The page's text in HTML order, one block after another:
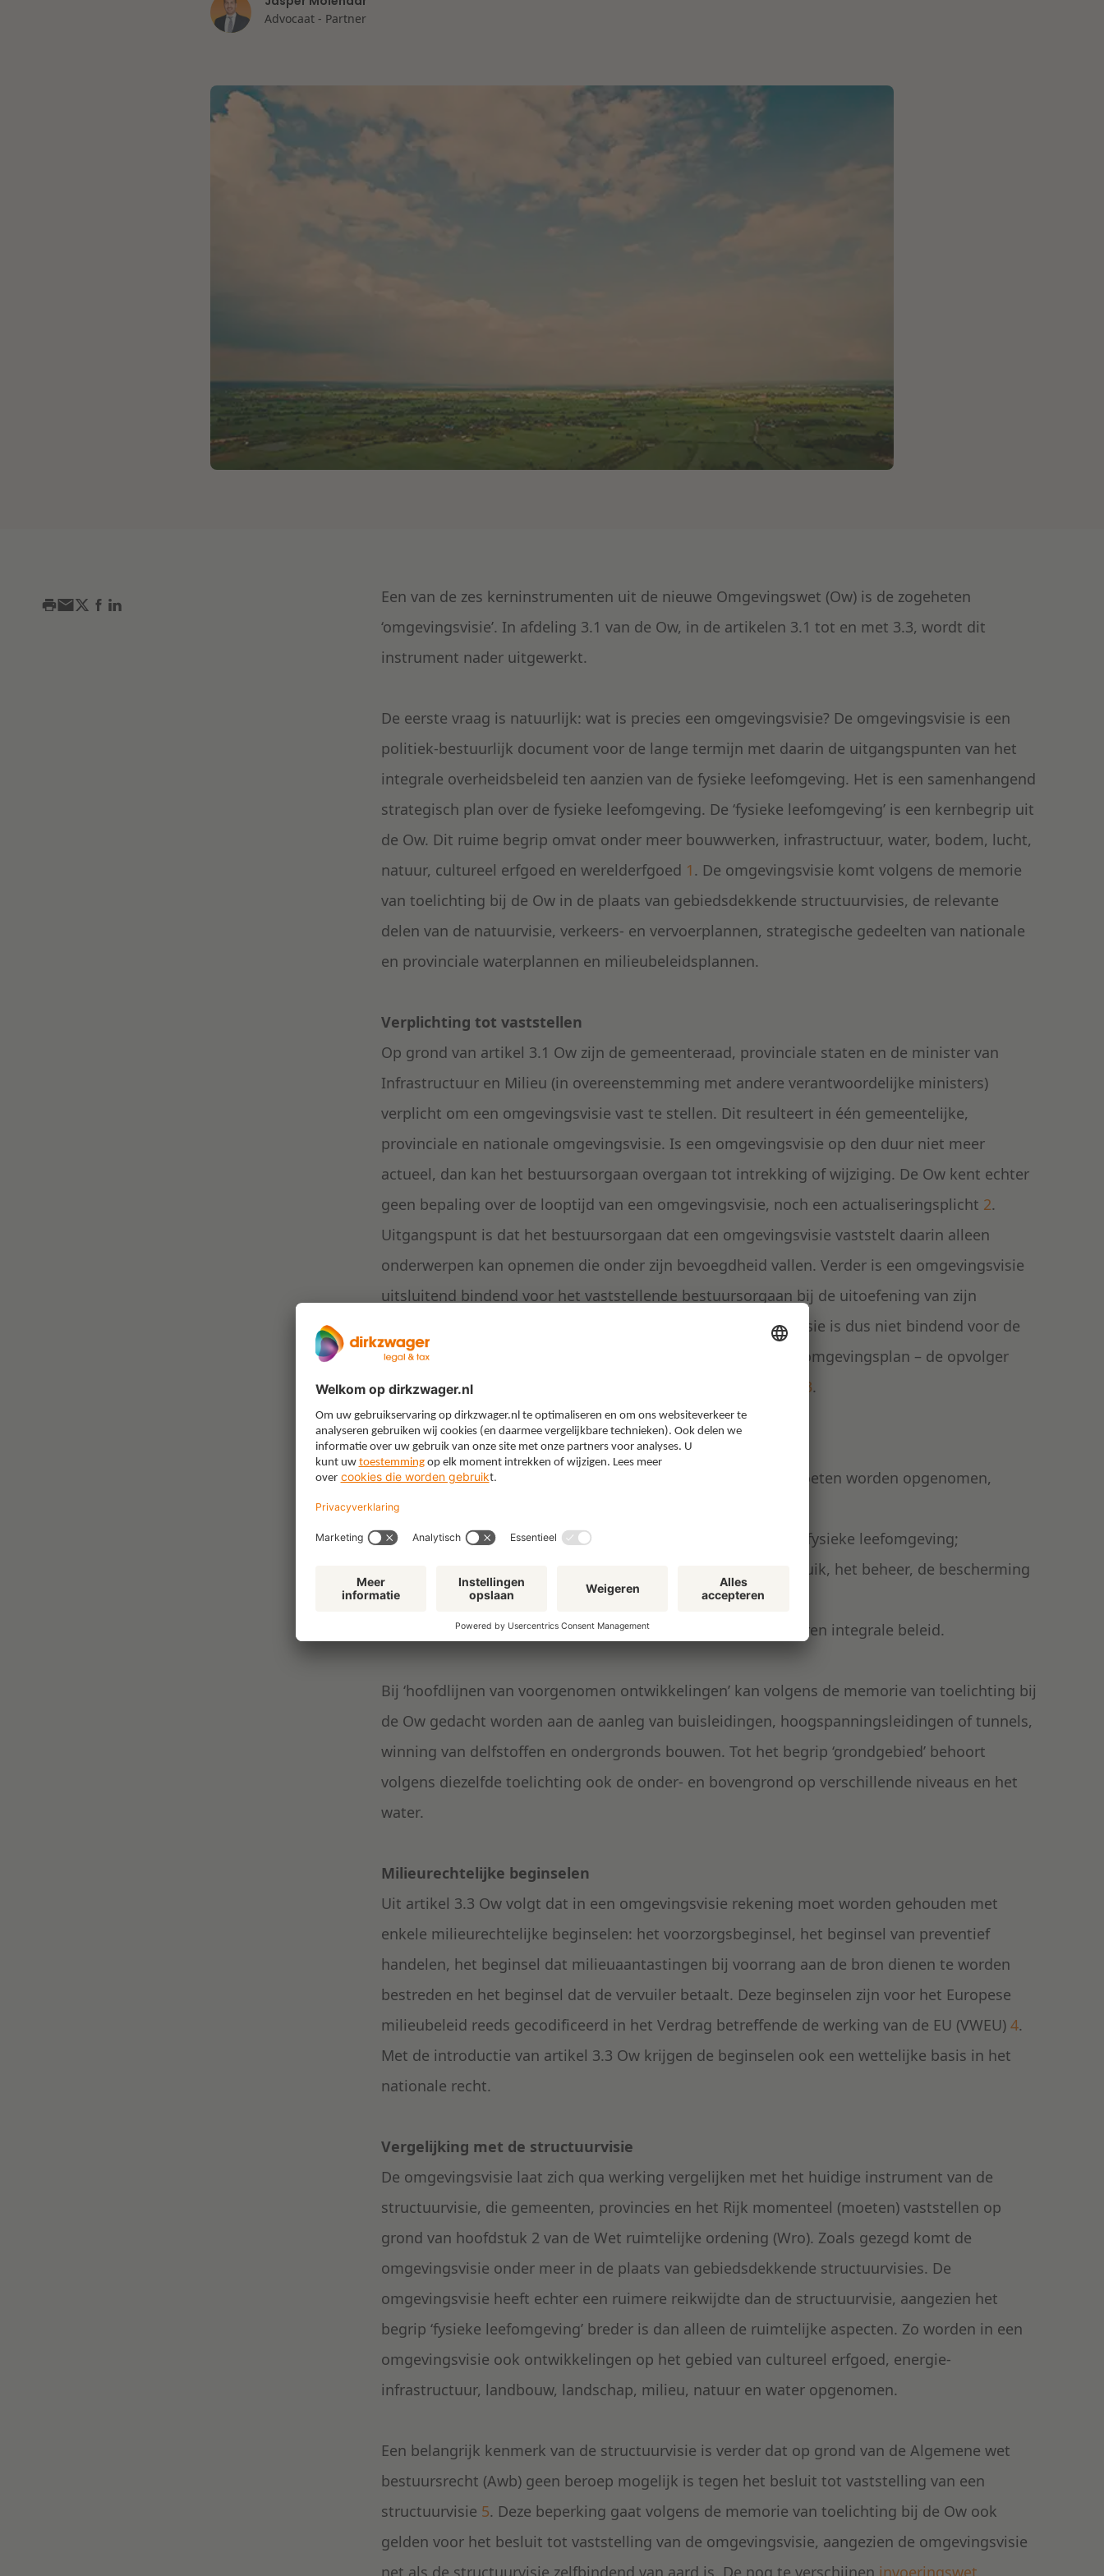
Advocaat - Partner
Een van de zes kerninstrumenten uit de nieuwe Omgevingswet (Ow) is de zogeheten
‘omgevingsvisie’. In afdeling 3.1 van de Ow, in de artikelen 3.1 tot en met 3.3, wordt dit
instrument nader uitgewerkt.
De eerste vraag is natuurlijk: wat is precies een omgevingsvisie? De omgevingsvisie is een
politiek-bestuurlijk document voor de lange termijn met daarin de uitgangspunten van het
integrale overheidsbeleid ten aanzien van de fysieke leefomgeving. Het is een samenhangend
strategisch plan over de fysieke leefomgeving. De ‘fysieke leefomgeving’ is een kernbegrip uit
de Ow. Dit ruime begrip omvat onder meer bouwwerken, infrastructuur, water, bodem, lucht,
natuur, cultureel erfgoed en werelderfgoed 1. De omgevingsvisie komt volgens de memorie
van toelichting bij de Ow in de plaats van gebiedsdekkende structuurvisies, de relevante
delen van de natuurvisie, verkeers- en vervoerplannen, strategische gedeelten van nationale
en provinciale waterplannen en milieubeleidsplannen.
Verplichting tot vaststellen
Op grond van artikel 3.1 Ow zijn de gemeenteraad, provinciale staten en de minister van
Infrastructuur en Milieu (in overeenstemming met andere verantwoordelijke ministers)
verplicht om een omgevingsvisie vast te stellen. Dit resulteert in één gemeentelijke,
provinciale en nationale omgevingsvisie. Is een omgevingsvisie op den duur niet meer
actueel, dan kan het bestuursorgaan overgaan tot intrekking of wijziging. De Ow kent echter
geen bepaling over de looptijd van een omgevingsvisie, noch een actualiseringsplicht 2.
Uitgangspunt is dat het bestuursorgaan dat een omgevingsvisie vaststelt daarin alleen
onderwerpen kan opnemen die onder zijn bevoegdheid vallen. Verder is een omgevingsvisie
uitsluitend bindend voor het vaststellende bestuursorgaan bij de uitoefening van zijn
bevoegdheden (zelfbinding). De inhoud van een omgevingsvisie is dus niet bindend voor de
burger. Daarin onderscheidt de omgevingsvisie zich van het omgevingsplan – de opvolger
van het huidige bestemmingsplan – dat de burger wel bindt
3.
Inhoud omgevingsvisie
Artikel 3.2 Ow bepaalt welke zaken in een omgevingsvisie moeten worden opgenomen,
namelijk:
- een beschrijving van de hoofdlijnen van de kwaliteit van de fysieke leefomgeving;
- de hoofdlijnen van de voorgenomen ontwikkeling, het gebruik, het beheer, de bescherming
en het behoud van het grondgebied;
- de hoofdzaken van het voor de fysieke leefomgeving te voeren integrale beleid.
Bij ‘hoofdlijnen van voorgenomen ontwikkelingen’ kan volgens de memorie van toelichting bij
de Ow gedacht worden aan de aanleg van buisleidingen, hoogspanningsleidingen of tunnels,
winning van delfstoffen en ondergronds bouwen. Tot het begrip ‘grondgebied’ behoort
volgens diezelfde toelichting ook de onder- en bovengrond op verschillende niveaus en het
water.
Milieurechtelijke beginselen
Uit artikel 3.3 Ow volgt dat in een omgevingsvisie rekening moet worden gehouden met
enkele milieurechtelijke beginselen: het voorzorgsbeginsel, het beginsel van preventief
handelen, het beginsel dat milieuaantastingen bij voorrang aan de bron dienen te worden
bestreden en het beginsel dat de vervuiler betaalt. Deze beginselen zijn voor het Europese
milieubeleid reeds gecodificeerd in het Verdrag betreffende de werking van de EU (VWEU) 4.
Met de introductie van artikel 3.3 Ow krijgen de beginselen ook een wettelijke basis in het
nationale recht.
Vergelijking met de structuurvisie
De omgevingsvisie laat zich qua werking vergelijken met het huidige instrument van de
structuurvisie, die gemeenten, provincies en het Rijk momenteel (moeten) vaststellen op
grond van hoofdstuk 2 van de Wet ruimtelijke ordening (Wro). Zoals gezegd komt de
omgevingsvisie onder meer in de plaats van gebiedsdekkende structuurvisies. De
omgevingsvisie heeft echter een ruimere reikwijdte dan de structuurvisie, aangezien het
begrip ‘fysieke leefomgeving’ breder is dan alleen de ruimtelijke aspecten. Zo worden in een
omgevingsvisie ook ontwikkelingen op het gebied van cultureel erfgoed, energie-
infrastructuur, landbouw, landschap, milieu, natuur en water opgenomen.
Een belangrijk kenmerk van de structuurvisie is verder dat op grond van de Algemene wet
bestuursrecht (Awb) geen beroep mogelijk is tegen het besluit tot vaststelling van een
structuurvisie 5. Deze beperking gaat volgens de memorie van toelichting bij de Ow ook
gelden voor het besluit tot vaststelling van de omgevingsvisie, aangezien de omgevingsvisie